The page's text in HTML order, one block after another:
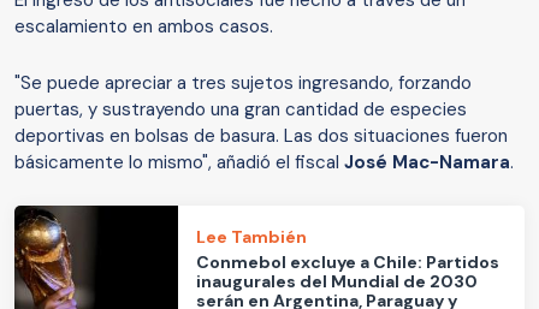
escalamiento en ambos casos.
"Se puede apreciar a tres sujetos ingresando, forzando
puertas, y sustrayendo una gran cantidad de especies
deportivas en bolsas de basura. Las dos situaciones fueron
básicamente lo mismo", añadió el fiscal José Mac-Namara.
Lee También
Conmebol excluye a Chile: Partidos
inaugurales del Mundial de 2030
serán en Argentina, Paraguay y